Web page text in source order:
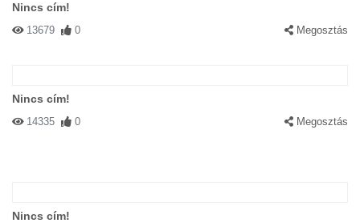
Nincs cím!
13679 0 Megosztás
Nincs cím!
14335 0 Megosztás
Nincs cím!